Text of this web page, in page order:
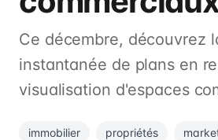
Ce décembre, découvrez
instantanée de plans en
visualisation d'espaces
immobilier propriétés